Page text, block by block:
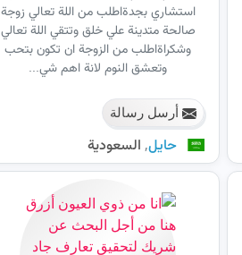
استشاري بجدةاطلب من اللة تعالي زوجة
صالحة متدينة علي خلق وتتقي اللة تعالي
وشكراةاطلب من الزوجة ان تكون بتحب
وتعشق النوم لانة اهم شي...
أرسل رسالة
حايل, السعودية